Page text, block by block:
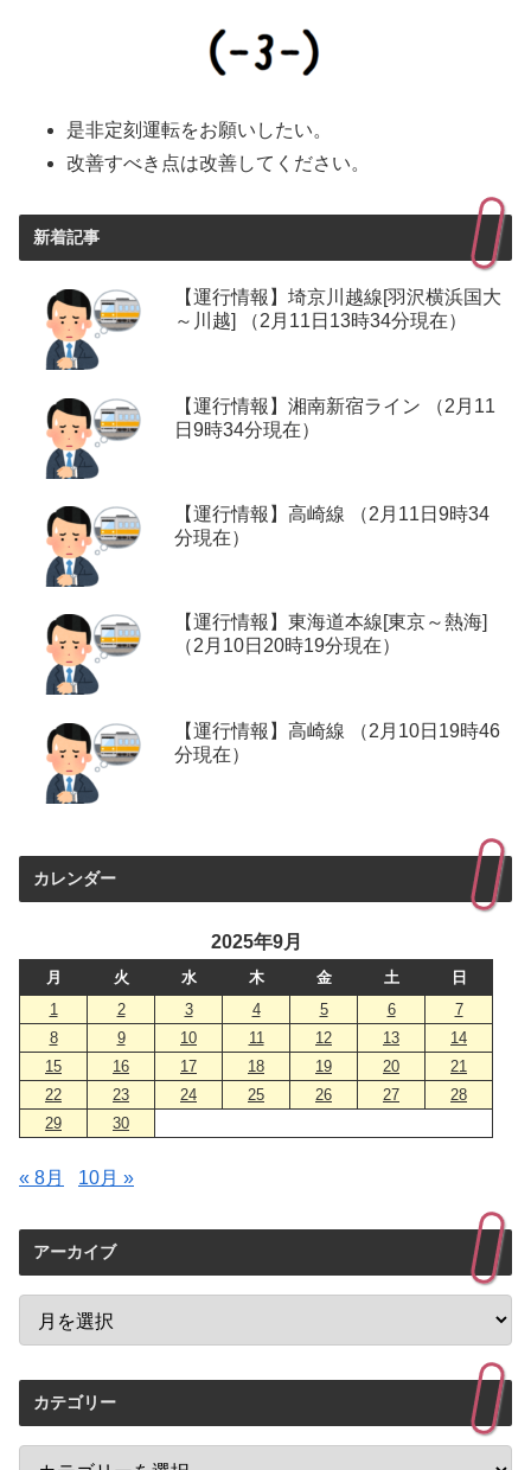
是非定刻運転をお願いしたい。
改善すべき点は改善してください。
新着記事
【運行情報】埼京川越線[羽沢横浜国大
～川越] （2月11日13時34分現在）
【運行情報】湘南新宿ライン （2月11
日9時34分現在）
【運行情報】高崎線 （2月11日9時34
分現在）
【運行情報】東海道本線[東京～熱海]
（2月10日20時19分現在）
【運行情報】高崎線 （2月10日19時46
分現在）
カレンダー
2025年9月
月 火 水 木 金 土
日
1
2 3 4 5 6
7
8
9 10 11 12 13
14
15
16 17 18 19 20
21
22
23 24 25 26 27
28
29
30
« 8月 10月 »
アーカイブ
カテゴリー